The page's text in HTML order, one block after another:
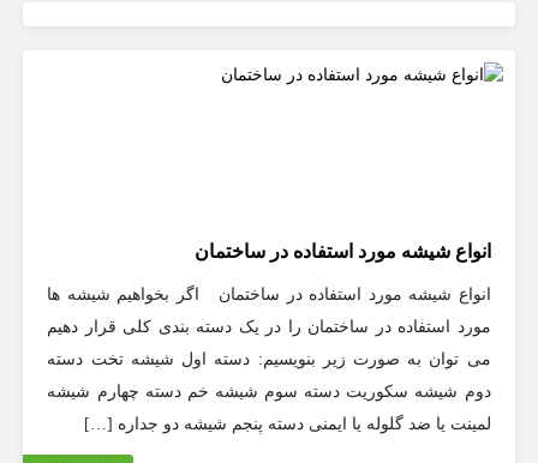
انواع شیشه مورد استفاده در ساختمان
انواع شیشه مورد استفاده در ساختمان اگر بخواهیم شیشه ها
مورد استفاده در ساختمان را در یک دسته بندی کلی قرار دهیم
می توان به صورت زیر بنویسیم: دسته اول شیشه تخت دسته
دوم شیشه سکوریت دسته سوم شیشه خم دسته چهارم شیشه
لمینت یا ضد گلوله یا ایمنی دسته پنجم شیشه دو جداره […]